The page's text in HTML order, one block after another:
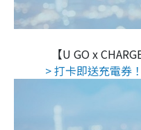
【U GO x
> 打卡即送充電券